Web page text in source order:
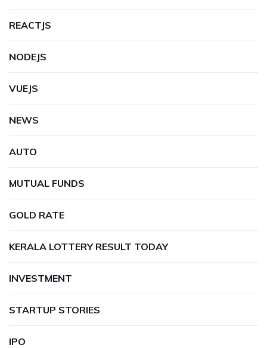
REACTJS
NODEJS
VUEJS
NEWS
AUTO
MUTUAL FUNDS
GOLD RATE
KERALA LOTTERY RESULT TODAY
INVESTMENT
STARTUP STORIES
IPO